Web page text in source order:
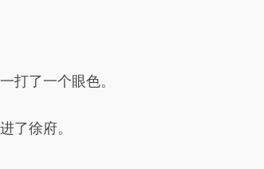
打了一个眼色。
了徐府。